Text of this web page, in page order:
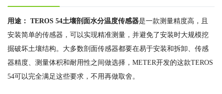
用途： TEROS 54土壤剖面水分温度传感器是一款测量精度高，且
安装简单的传感器，可以实现精准测量，并避免了安装时大规模挖
掘破坏土壤结构。大多数剖面传感器都要在易于安装和拆卸、传感
器精度、测量体积和耐用性之间做选择，METER开发的这款TEROS
54可以完全满足这些要求，不用再做取舍。